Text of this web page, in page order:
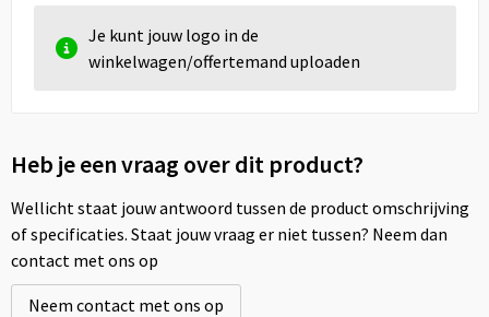
Je kunt jouw logo in de
winkelwagen/offertemand uploaden
Heb je een vraag over dit product?
Wellicht staat jouw antwoord tussen de product omschrijving
of specificaties. Staat jouw vraag er niet tussen? Neem dan
contact met ons op
Neem contact met ons op